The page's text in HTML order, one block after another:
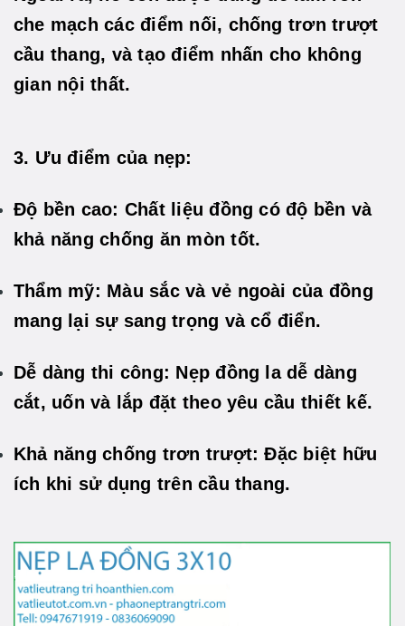
che mạch các điểm nối, chống trơn trượt
cầu thang, và tạo điểm nhấn cho không
gian nội thất.
3. Ưu điểm của nẹp:
Độ bền cao: Chất liệu đồng có độ bền và
khả năng chống ăn mòn tốt.
Thẩm mỹ: Màu sắc và vẻ ngoài của đồng
mang lại sự sang trọng và cổ điển.
Dễ dàng thi công: Nẹp đồng la dễ dàng
cắt, uốn và lắp đặt theo yêu cầu thiết kế.
Khả năng chống trơn trượt: Đặc biệt hữu
ích khi sử dụng trên cầu thang.